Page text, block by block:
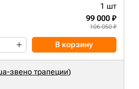
1 шт
99 000 ₽
106 050 ₽
В корзину
звено трапеции)